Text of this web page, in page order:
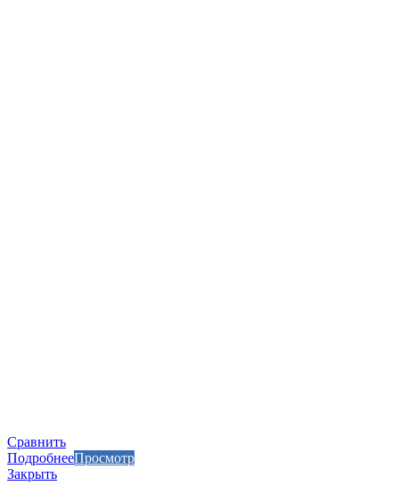
Сравнить
ПодробнееПросмотр
Закрыть